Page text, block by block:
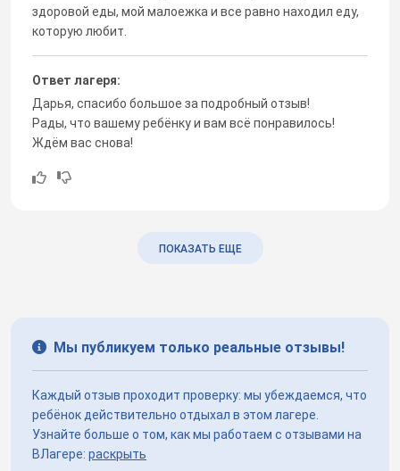
здоровой еды, мой малоежка и все равно находил еду,
которую любит.
Ответ лагеря:
Дарья, спасибо большое за подробный отзыв!
Рады, что вашему ребёнку и вам всё понравилось!
Ждём вас снова!
ПОКАЗАТЬ ЕЩЕ
Мы публикуем только реальные отзывы!
Каждый отзыв проходит проверку: мы убеждаемся, что
ребёнок действительно отдыхал в этом лагере.
Узнайте больше о том, как мы работаем с отзывами на
ВЛагере: раскрыть